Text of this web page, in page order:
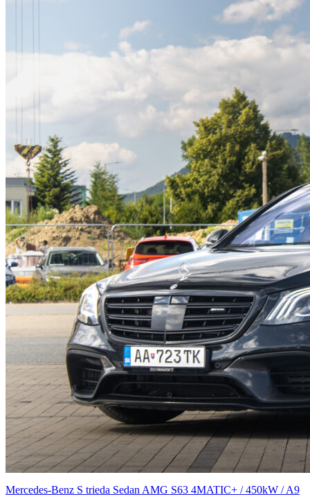
Mercedes-Benz S trieda Sedan AMG S63 4MATIC+ / 450kW / A9